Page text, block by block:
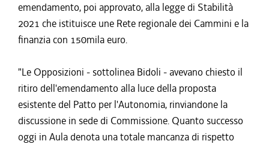
emendamento, poi approvato, alla legge di Stabilità
2021 che istituisce une Rete regionale dei Cammini e la
finanzia con 150mila euro.
"Le Opposizioni - sottolinea Bidoli - avevano chiesto il
ritiro dell'emendamento alla luce della proposta
esistente del Patto per l'Autonomia, rinviandone la
discussione in sede di Commissione. Quanto successo
oggi in Aula denota una totale mancanza di rispetto